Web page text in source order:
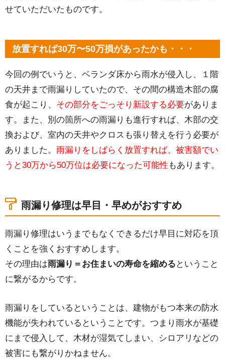
せていただいたものです。
放置すれば30万〜50万損があったかも・・・
今回の例でいうと、ベランダ床から雨水が侵入し、１階
の天井まで雨漏りしていたので、その間の構造木部の腐
食が起こり、 その部分をごっそり新設する必要がありま
す。また、別の箇所への雨漏りも進行すれば、木部の交
換および、室内の天井やクロスも張り替えを行う必要が
ありました。 雨漏りをしばらく放置すれば、被害額でい
うと30万から50万位は必要になった可能性 もあります。
雨漏り修理は早目・早めがおすすめ
雨漏り修理はいうまでもなくできるだけ早目に対応を頂
くことを強くおすすめします。
その理由は雨漏り＝お住まいの寿命を縮める ということ
に繋がるからです。
雨漏りをしているということは、建物がもつ本来の防水
機能が失われているということです。つまり雨水が基礎
にまで侵入して、木材が湿気てしまい、シロアリなどの
被害にも繋がりかねません。